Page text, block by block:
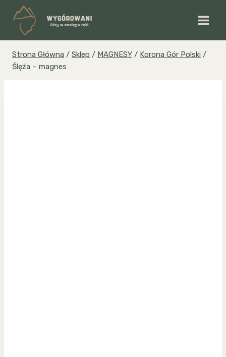
Przejdź
treści
Strona Główna / Sklep / MAGNESY / Korona Gór Polski /
Ślęża – magnes